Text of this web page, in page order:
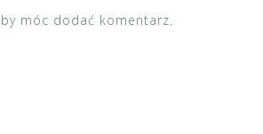
móc dodać komentarz.